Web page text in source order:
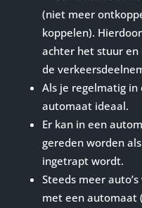
(niet meer
koppelen).
achter het stuur en
de
Als je regelmatig
automaat ideaal.
Er kan in een
gereden worden
ingetrapt wordt.
Steeds meer
met een automaat